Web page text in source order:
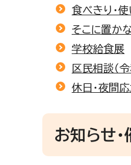
食べきり・
そこに置か
学校給食展
区民相談（
休日・夜間
お知らせ